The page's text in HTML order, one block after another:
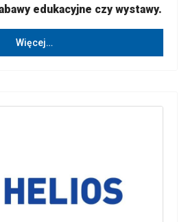
edukacyjne czy wystawy.
Więcej…